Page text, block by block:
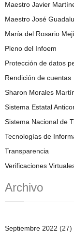
Maestro Javier
Maestro José
María del Rosario
Pleno del Infoem
Protección de datos
Rendición de cuentas
Sharon Morales
Sistema Estatal
Sistema Nacional de
Tecnologías de
Transparencia
Verificaciones
Archivo
Septiembre 2022 (27)